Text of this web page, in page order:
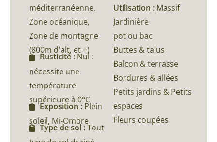
méditerranéenne,
Zone océanique,
Zone de montagne
(800m d'alt, et +)
Rusticité : Nul :
nécessite une
température
supérieure à 0°C
Exposition : Plein
soleil, Mi-Ombre
Type de sol :Tout
Utilisation : Massif
Jardinière
pot ou bac
Buttes & talus
Balcon & terrasse
Bordures & allées
Petits jardins & Petits
espaces
Fleurs coupées